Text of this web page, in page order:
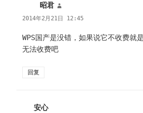
昭君
道：
2014年2月21日 12:45
WPS国产是没错，如果说它不收费就
无法收费吧
回复
安心说